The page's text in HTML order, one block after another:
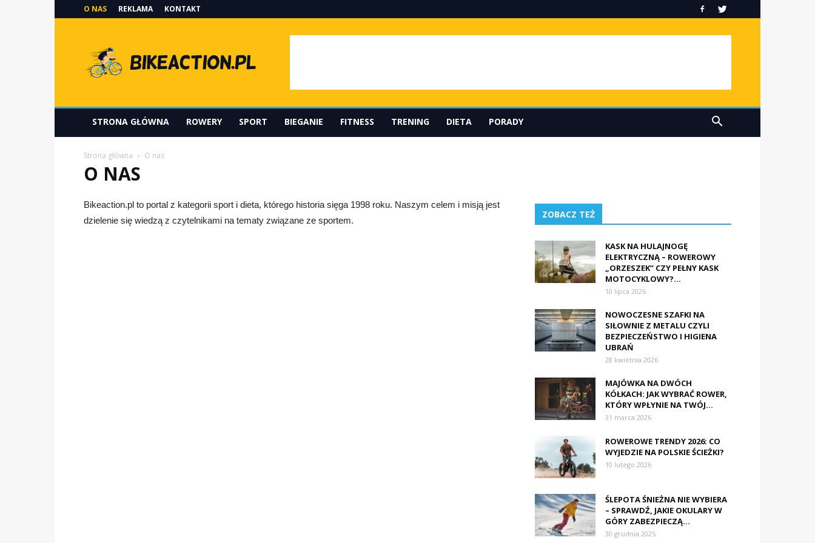
O NAS REKLAMA KONTAKT
STRONA GŁÓWNA ROWERY SPORT BIEGANIE FITNESS TRENING DIETA PORADY
Strona główna O nas
O NAS
Bikeaction.pl to portal z kategorii sport i dieta, którego historia sięga 1998 roku. Naszym celem i misją jest
dzielenie się wiedzą z czytelnikami na tematy związane ze sportem.
ZOBACZ TEŻ
KASK NA HULAJNOGĘ
ELEKTRYCZNĄ – ROWEROWY
„ORZESZEK” CZY PEŁNY KASK
MOTOCYKLOWY?...
10 lipca 2026
NOWOCZESNE SZAFKI NA
SIŁOWNIE Z METALU CZYLI
BEZPIECZEŃSTWO I HIGIENA
UBRAŃ
28 kwietnia 2026
MAJÓWKA NA DWÓCH
KÓŁKACH: JAK WYBRAĆ ROWER,
KTÓRY WPŁYNIE NA TWÓJ...
31 marca 2026
ROWEROWE TRENDY 2026: CO
WYJEDZIE NA POLSKIE ŚCIEŻKI?
10 lutego 2026
ŚLEPOTA ŚNIEŻNA NIE WYBIERA
– SPRAWDŹ, JAKIE OKULARY W
GÓRY ZABEZPIECZĄ...
30 grudnia 2025